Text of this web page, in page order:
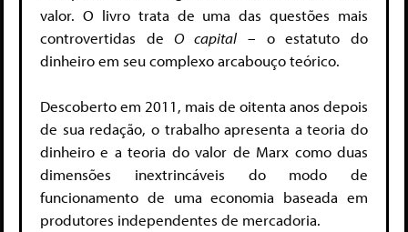
valor. O livro trata de uma das questões mais
controvertidas deO capital– o estatuto do
dinheiro em seu complexo arcabouço teórico.
Descoberto em 2011, mais de oitenta anos depois
de sua redação, o trabalho apresenta a teoria do
dinheiro e a teoria do valor de Marx como duas
dimensões inextrincáveis do modo de
funcionamento de uma economia baseada em
produtores independentes de mercadoria.